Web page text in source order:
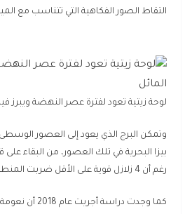
التقاط الصور الفكاهية التي تتناسب مع
لوحة زيتية تعود لفترة عصر النهضة ويبرز
وتمكن البرج الذي يعود إلى العصور
بيزا البحرية في تلك العصور، من البقاء على
رغم أن 4 زلازل قوية على الأقل ضربت المنطقة منذ عام 1280.
كما وجدت دراسة